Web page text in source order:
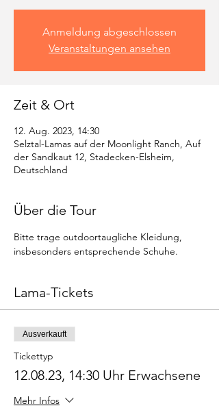
Anmeldung abgeschlossen
Veranstaltungen ansehen
Zeit & Ort
12. Aug. 2023, 14:30
Selztal-Lamas auf der Moonlight Ranch, Auf
der Sandkaut 12, Stadecken-Elsheim,
Deutschland
Über die Tour
Bitte trage outdoortaugliche Kleidung,
insbesonders entsprechende Schuhe.
Lama-Tickets
Ausverkauft
Tickettyp
12.08.23, 14:30 Uhr Erwachsene
Mehr Infos